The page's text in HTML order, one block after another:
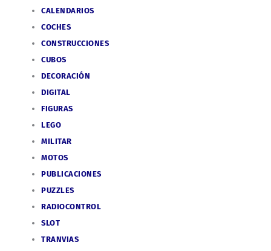
CALENDARIOS
COCHES
CONSTRUCCIONES
CUBOS
DECORACIÓN
DIGITAL
FIGURAS
LEGO
MILITAR
MOTOS
PUBLICACIONES
PUZZLES
RADIOCONTROL
SLOT
TRANVIAS